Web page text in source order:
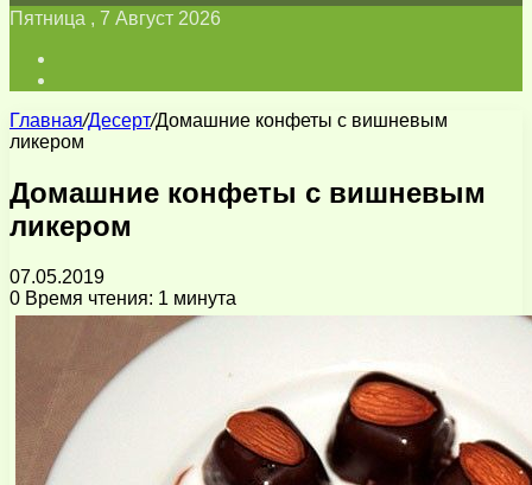
Пятница , 7 Август 2026
Главная/Десерт/Домашние конфеты с вишневым
ликером
Домашние конфеты с вишневым
ликером
07.05.2019
0 Время чтения: 1 минута